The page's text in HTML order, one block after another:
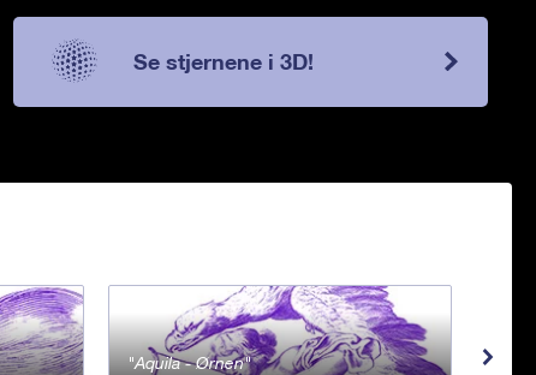
Se stjernene i 3D!
Aquila - Ørnen